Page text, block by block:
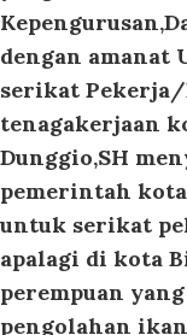
dengan amanat
serikat Pekerja/
tenagakerjaan
Dunggio,SH
pemerintah
untuk serikat
apalagi di kota
perempuan
pengolahan